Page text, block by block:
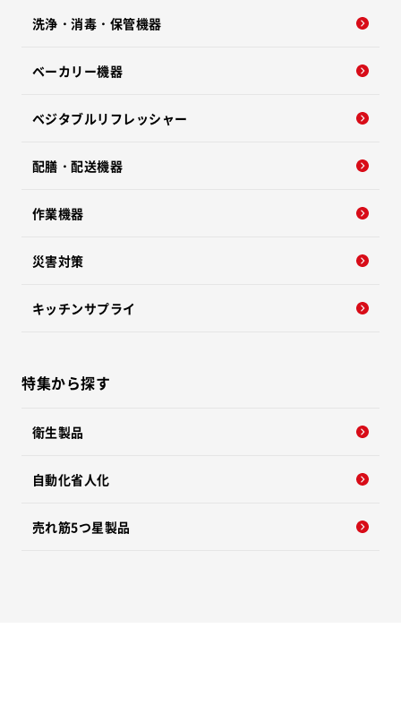
洗浄・消毒・保管機器
ベーカリー機器
ベジタブルリフレッシャー
配膳・配送機器
作業機器
災害対策
キッチンサプライ
特集から探す
衛生製品
自動化省人化
売れ筋5つ星製品